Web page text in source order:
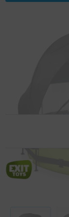
de stevige poten van
schaduw creëert.
veranderende stand
De leuke, felle kleur
unieke uitstraling. De